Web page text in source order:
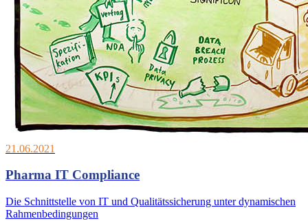
21.06.2021
Pharma IT Compliance
Die Schnittstelle von IT und Qualitätssicherung unter dynamischen
Rahmenbedingungen